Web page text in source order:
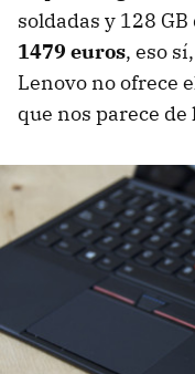
soldadas y 128 GB
1479 euros, eso
Lenovo no ofrece
que nos parece de